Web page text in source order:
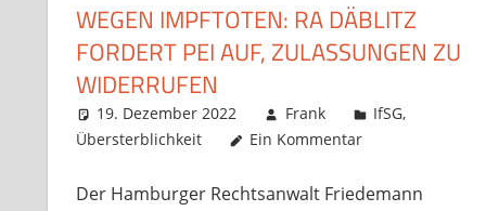
WEGEN IMPFTOTEN: RA DÄBLITZ
FORDERT PEI AUF, ZULASSUNGEN ZU
WIDERRUFEN
19. Dezember 2022 Frank IfSG,
Übersterblichkeit
Ein Kommentar
Der Hamburger Rechtsanwalt Friedemann